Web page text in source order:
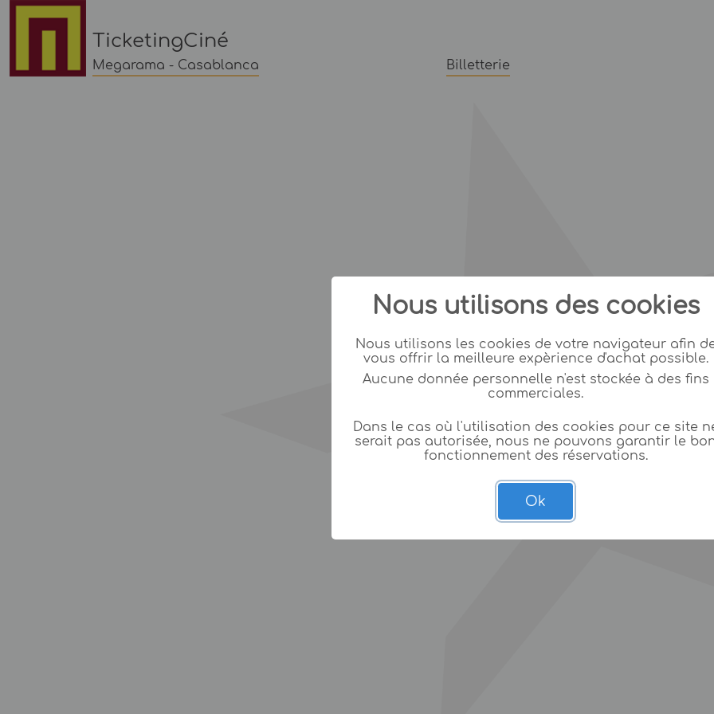
TicketingCiné
Megarama - Casablanca Billetterie
Nous utilisons des cookies
Nous utilisons les cookies de votre navigateur afin
vous offrir la meilleure expèrience d'achat possible.
Aucune donnée personnelle n'est stockée à des fins
commerciales.
Dans le cas où l'utilisation des cookies pour ce site
serait pas autorisée, nous ne pouvons garantir le
fonctionnement des réservations.
Ok